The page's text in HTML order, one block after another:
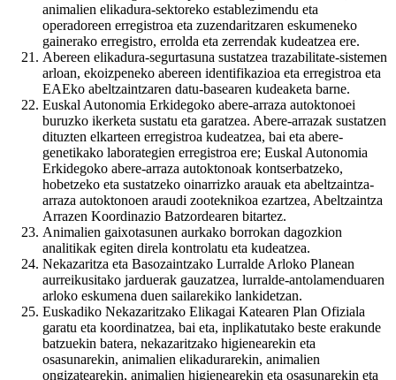
animalien elikadura-sektoreko establezimendu eta
operadoreen erregistroa eta zuzendaritzaren eskumeneko
gainerako erregistro, errolda eta zerrendak kudeatzea ere.
Abereen elikadura-segurtasuna sustatzea trazabilitate-sistemen
arloan, ekoizpeneko abereen identifikazioa eta erregistroa eta
EAEko abeltzaintzaren datu-basearen kudeaketa barne.
Euskal Autonomia Erkidegoko abere-arraza autoktonoei
buruzko ikerketa sustatu eta garatzea. Abere-arrazak sustatzen
dituzten elkarteen erregistroa kudeatzea, bai eta abere-
genetikako laborategien erregistroa ere; Euskal Autonomia
Erkidegoko abere-arraza autoktonoak kontserbatzeko,
hobetzeko eta sustatzeko oinarrizko arauak eta abeltzaintza-
arraza autoktonoen araudi zooteknikoa ezartzea, Abeltzaintza
Arrazen Koordinazio Batzordearen bitartez.
Animalien gaixotasunen aurkako borrokan dagozkion
analitikak egiten direla kontrolatu eta kudeatzea.
Nekazaritza eta Basozaintzako Lurralde Arloko Planean
aurreikusitako jarduerak gauzatzea, lurralde-antolamenduaren
arloko eskumena duen sailarekiko lankidetzan.
Euskadiko Nekazaritzako Elikagai Katearen Plan Ofiziala
garatu eta koordinatzea, bai eta, inplikatutako beste erakunde
batzuekin batera, nekazaritzako higienearekin eta
osasunarekin, animalien elikadurarekin, animalien
ongizatearekin, animalien higienearekin eta osasunarekin eta